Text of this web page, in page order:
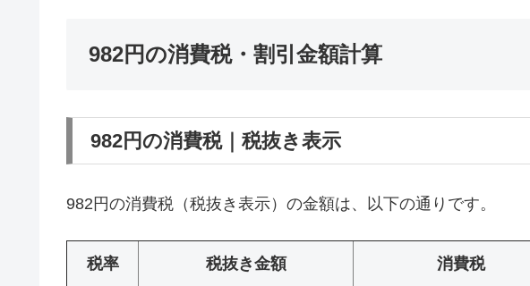
982円の消費税・割引金額計算
982円の消費税｜税抜き表示
982円の消費税（税抜き表示）の金額は、以下の通りです。
税率 税抜き金額 消費税